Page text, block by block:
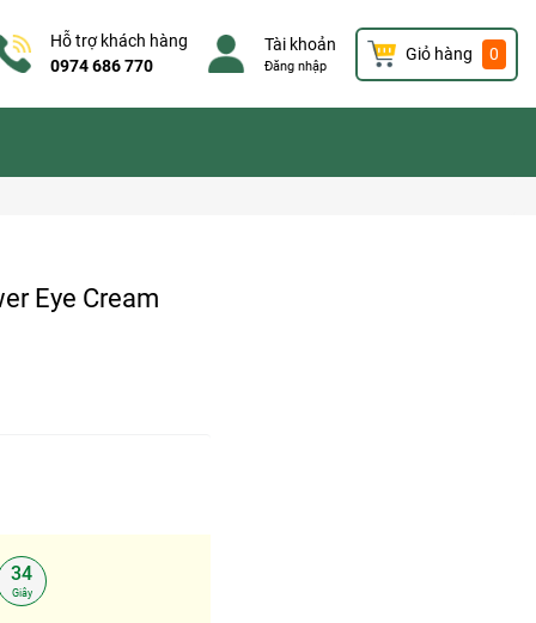
Hỗ trợ khách hàng
0974 686 770
Tài khoản
Đăng nhập
Giỏ hàng 0
Eye Cream
33
Giây